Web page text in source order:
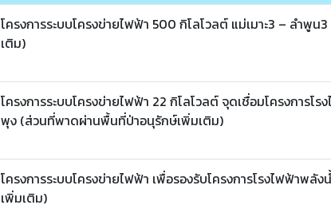
โครงการระบบโครงข่ายไฟฟ้า 500 กิโลโวลต์ แม่เมาะ3 – ลำ
เติม)
โครงการระบบโครงข่ายไฟฟ้า 22 กิโลโวลต์ จุดเชื่อมโครงการ
พุง (ส่วนที่พาดผ่านพื้นที่ป่าอนุรักษ์เพิ่มเติม)
โครงการระบบโครงข่ายไฟฟ้า เพื่อรองรับโครงการโรงไฟฟ้าพ
เพิ่มเติม)